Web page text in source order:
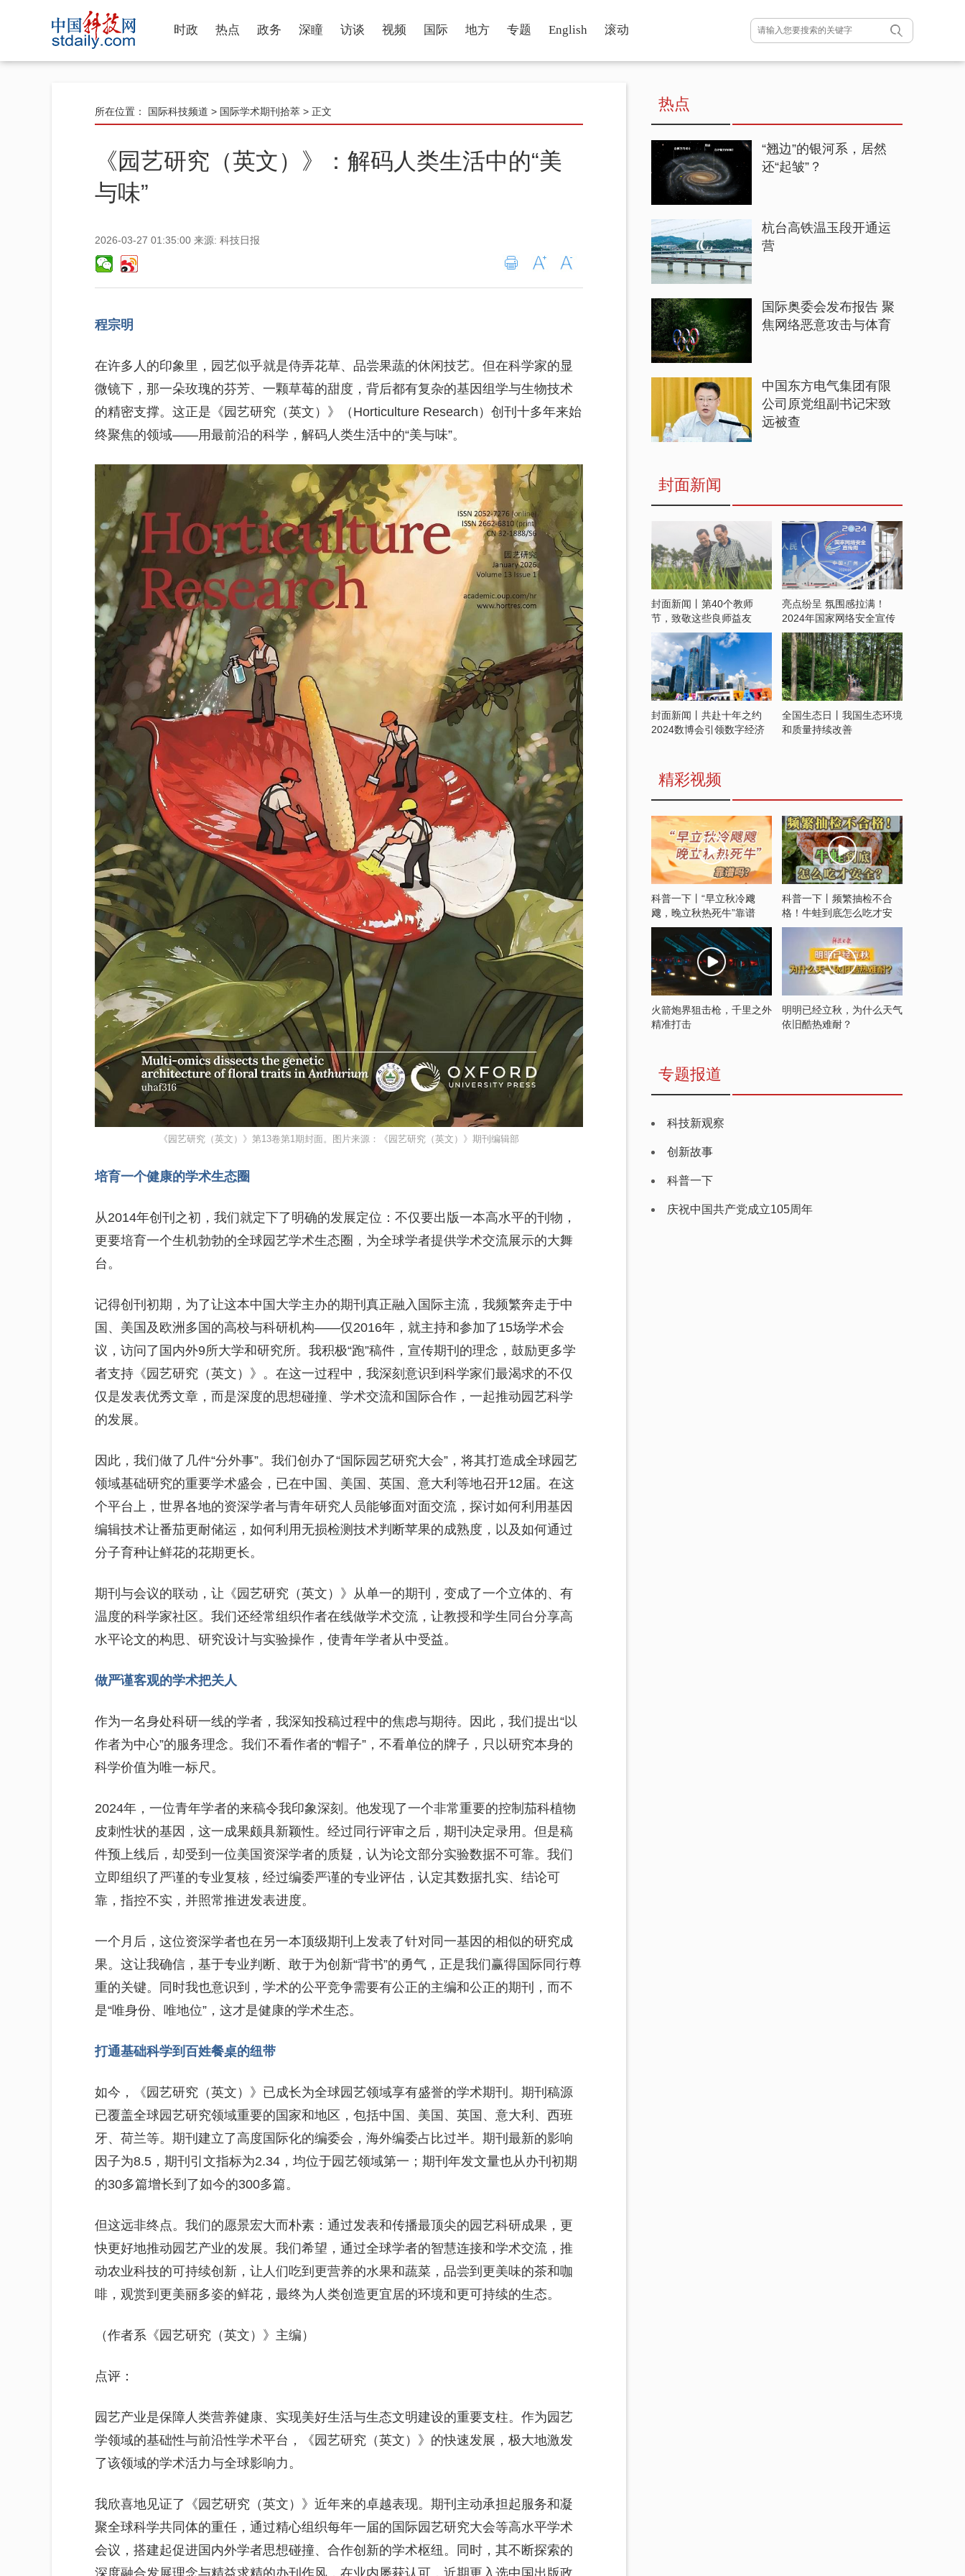
时政 热点 政务 深瞳 访谈 视频 国际 地方 专题 English 滚动
所在位置： 国际科技频道 > 国际学术期刊拾萃 > 正文
《园艺研究（英文）》：解码人类生活中的“美
与味”
2026-03-27 01:35:00 来源: 科技日报
程宗明
在许多人的印象里，园艺似乎就是侍弄花草、品尝果蔬的休闲技艺。但在科学家的显
微镜下，那一朵玫瑰的芬芳、一颗草莓的甜度，背后都有复杂的基因组学与生物技术
的精密支撑。这正是《园艺研究（英文）》（Horticulture Research）创刊十多年来始
终聚焦的领域——用最前沿的科学，解码人类生活中的“美与味”。
《园艺研究（英文）》第13卷第1期封面。图片来源：《园艺研究（英文）》期刊编辑部
培育一个健康的学术生态圈
从2014年创刊之初，我们就定下了明确的发展定位：不仅要出版一本高水平的刊物，
更要培育一个生机勃勃的全球园艺学术生态圈，为全球学者提供学术交流展示的大舞
台。
记得创刊初期，为了让这本中国大学主办的期刊真正融入国际主流，我频繁奔走于中
国、美国及欧洲多国的高校与科研机构——仅2016年，就主持和参加了15场学术会
议，访问了国内外9所大学和研究所。我积极“跑”稿件，宣传期刊的理念，鼓励更多学
者支持《园艺研究（英文）》。在这一过程中，我深刻意识到科学家们最渴求的不仅
仅是发表优秀文章，而是深度的思想碰撞、学术交流和国际合作，一起推动园艺科学
的发展。
因此，我们做了几件“分外事”。我们创办了“国际园艺研究大会”，将其打造成全球园艺
领域基础研究的重要学术盛会，已在中国、美国、英国、意大利等地召开12届。在这
个平台上，世界各地的资深学者与青年研究人员能够面对面交流，探讨如何利用基因
编辑技术让番茄更耐储运，如何利用无损检测技术判断苹果的成熟度，以及如何通过
分子育种让鲜花的花期更长。
期刊与会议的联动，让《园艺研究（英文）》从单一的期刊，变成了一个立体的、有
温度的科学家社区。我们还经常组织作者在线做学术交流，让教授和学生同台分享高
水平论文的构思、研究设计与实验操作，使青年学者从中受益。
做严谨客观的学术把关人
作为一名身处科研一线的学者，我深知投稿过程中的焦虑与期待。因此，我们提出“以
作者为中心”的服务理念。我们不看作者的“帽子”，不看单位的牌子，只以研究本身的
科学价值为唯一标尺。
2024年，一位青年学者的来稿令我印象深刻。他发现了一个非常重要的控制茄科植物
皮刺性状的基因，这一成果颇具新颖性。经过同行评审之后，期刊决定录用。但是稿
件预上线后，却受到一位美国资深学者的质疑，认为论文部分实验数据不可靠。我们
立即组织了严谨的专业复核，经过编委严谨的专业评估，认定其数据扎实、结论可
靠，指控不实，并照常推进发表进度。
一个月后，这位资深学者也在另一本顶级期刊上发表了针对同一基因的相似的研究成
果。这让我确信，基于专业判断、敢于为创新“背书”的勇气，正是我们赢得国际同行尊
重的关键。同时我也意识到，学术的公平竞争需要有公正的主编和公正的期刊，而不
是“唯身份、唯地位”，这才是健康的学术生态。
打通基础科学到百姓餐桌的纽带
如今，《园艺研究（英文）》已成长为全球园艺领域享有盛誉的学术期刊。期刊稿源
已覆盖全球园艺研究领域重要的国家和地区，包括中国、美国、英国、意大利、西班
牙、荷兰等。期刊建立了高度国际化的编委会，海外编委占比过半。期刊最新的影响
因子为8.5，期刊引文指标为2.34，均位于园艺领域第一；期刊年发文量也从办刊初期
的30多篇增长到了如今的300多篇。
但这远非终点。我们的愿景宏大而朴素：通过发表和传播最顶尖的园艺科研成果，更
快更好地推动园艺产业的发展。我们希望，通过全球学者的智慧连接和学术交流，推
动农业科技的可持续创新，让人们吃到更营养的水果和蔬菜，品尝到更美味的茶和咖
啡，观赏到更美丽多姿的鲜花，最终为人类创造更宜居的环境和更可持续的生态。
（作者系《园艺研究（英文）》主编）
点评：
园艺产业是保障人类营养健康、实现美好生活与生态文明建设的重要支柱。作为园艺
学领域的基础性与前沿性学术平台，《园艺研究（英文）》的快速发展，极大地激发
了该领域的学术活力与全球影响力。
我欣喜地见证了《园艺研究（英文）》近年来的卓越表现。期刊主动承担起服务和凝
聚全球科学共同体的重任，通过精心组织每年一届的国际园艺研究大会等高水平学术
会议，搭建起促进国内外学者思想碰撞、合作创新的学术枢纽。同时，其不断探索的
热点
“翘边”的银河系，居然
还“起皱”？
杭台高铁温玉段开通运
营
国际奥委会发布报告 聚
焦网络恶意攻击与体育
中国东方电气集团有限
公司原党组副书记宋致
远被查
封面新闻
封面新闻丨第40个教师
节，致敬这些良师益友
亮点纷呈 氛围感拉满！
2024年国家网络安全宣传
周开启
封面新闻丨共赴十年之约
2024数博会引领数字经济
全国生态日丨我国生态环境
和质量持续改善
精彩视频
科普一下丨“早立秋冷飕
飕，晚立秋热死牛”靠谱
吗？
科普一下丨频繁抽检不合
格！牛蛙到底怎么吃才安
全？
火箭炮界狙击枪，千里之外
精准打击
明明已经立秋，为什么天气
依旧酷热难耐？
专题报道
科技新观察
创新故事
科普一下
庆祝中国共产党成立105周年